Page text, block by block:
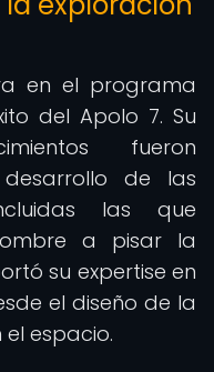
en el programa
del Apolo 7. Su
fueron
de las
las que
a pisar la
su expertise en
el diseño de la
espacio.